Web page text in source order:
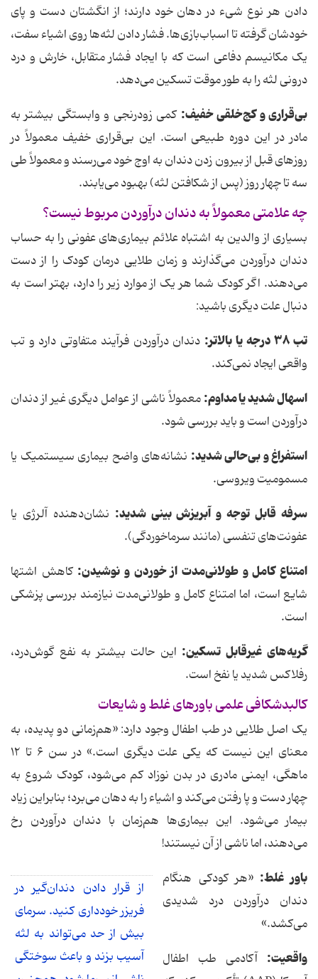
دادن هر نوع شیء در دهان خود دارند؛ از انگشتان دست و پای
خودشان گرفته تا اسباب‌بازی‌ها. فشار دادن لثه‌ها روی اشیاء سفت،
یک مکانیسم دفاعی است که با ایجاد فشار متقابل، خارش و درد
درونی لثه را به طور موقت تسکین می‌دهد.
بی‌قراری و کج‌خلقی خفیف: کمی زودرنجی و وابستگی بیشتر به
مادر در این دوره طبیعی است. این بی‌قراری خفیف معمولاً در
روزهای قبل از بیرون زدن دندان به اوج خود می‌رسند و معمولاً طی
سه تا چهار روز (پس از شکافتن لثه) بهبود می‌یابند.
چه علامتی معمولاً به دندان درآوردن مربوط نیست؟
بسیاری از والدین به اشتباه علائم بیماری‌های عفونی را به حساب
دندان درآوردن می‌گذارند و زمان طلایی درمان کودک را از دست
می‌دهند. اگر کودک شما هر یک از موارد زیر را دارد، بهتر است به
دنبال علت دیگری باشید:
تب۳۸درجه یا بالاتر: دندان درآوردن فرآیند متفاوتی دارد و تب
واقعی ایجاد نمی‌کند.
اسهال شدید یا مداوم:معمولاً ناشی از عوامل دیگری غیر از دندان
درآوردن است و باید بررسی شود.
استفراغ و بی‌حالی شدید: نشانه‌های واضح بیماری سیستمیک یا
مسمومیت ویروسی.
سرفه قابل توجه و آبریزش بینی شدید: نشان‌دهنده آلرژی یا
عفونت‌های تنفسی (مانند سرماخوردگی).
امتناع کامل و طولانی‌مدت از خوردن و نوشیدن: کاهش اشتها
شایع است، اما امتناع کامل و طولانی‌مدت نیازمند بررسی پزشکی
است.
گریه‌های غیرقابل تسکین: این حالت بیشتر به نفع گوش‌درد،
رفلاکس شدید یا نفخ است.
کالبدشکافی علمی باورهای غلط و شایعات
یک اصل طلایی در طب اطفال وجود دارد: «هم‌زمانی دو پدیده، به
معنای این نیست که یکی علت دیگری است.» در سن ۶ تا ۱۲
ماهگی، ایمنی مادری در بدن نوزاد کم می‌شود، کودک شروع به
چهار دست و پا رفتن می‌کند و اشیاء را به دهان می‌برد؛ بنابراین زیاد
بیمار می‌شود. این بیماری‌ها هم‌زمان با دندان درآوردن رخ
می‌دهند، اما ناشی از آن نیستند!
از قرار دادن دندان‌گیر در
فریزر خودداری کنید. سرمای
بیش از حد می‌تواند به لثه
آسیب بزند و باعث سوختگی
باور غلط: «هر کودکی هنگام
دندان درآوردن درد شدیدی
می‌کشد.»
واقعیت: آکادمی طب اطفال